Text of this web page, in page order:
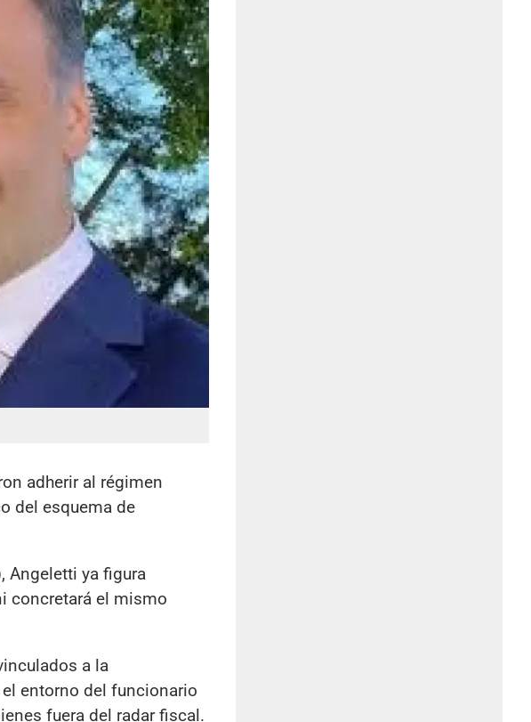
adherir al régimen
del esquema de
, Angeletti ya figura
concretará el mismo
a la
entorno del funcionario
fuera del radar fiscal.